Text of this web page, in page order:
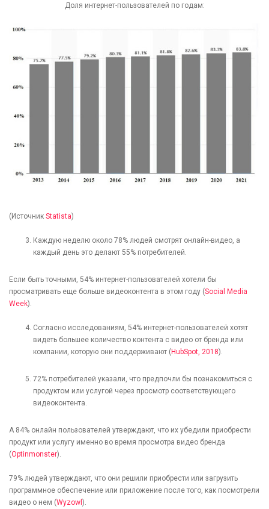
Доля интернет-пользователей по годам:
(Источник Statista)
Каждую неделю около 78% людей смотрят онлайн-видео, а
каждый день это делают 55% потребителей.
Если быть точными, 54% интернет-пользователей хотели бы
просматривать еще больше видеоконтента в этом году (Social Media
Week).
Согласно исследованиям, 54% интернет-пользователей хотят
видеть большее количество контента с видео от бренда или
компании, которую они поддерживают (HubSpot, 2018).
72% потребителей указали, что предпочли бы познакомиться с
продуктом или услугой через просмотр соответствующего
видеоконтента.
А 84% онлайн пользователей утверждают, что их убедили приобрести
продукт или услугу именно во время просмотра видео бренда
(Optinmonster).
79% людей утверждают, что они решили приобрести или загрузить
программное обеспечение или приложение после того, как посмотрели
видео о нем (Wyzowl ).